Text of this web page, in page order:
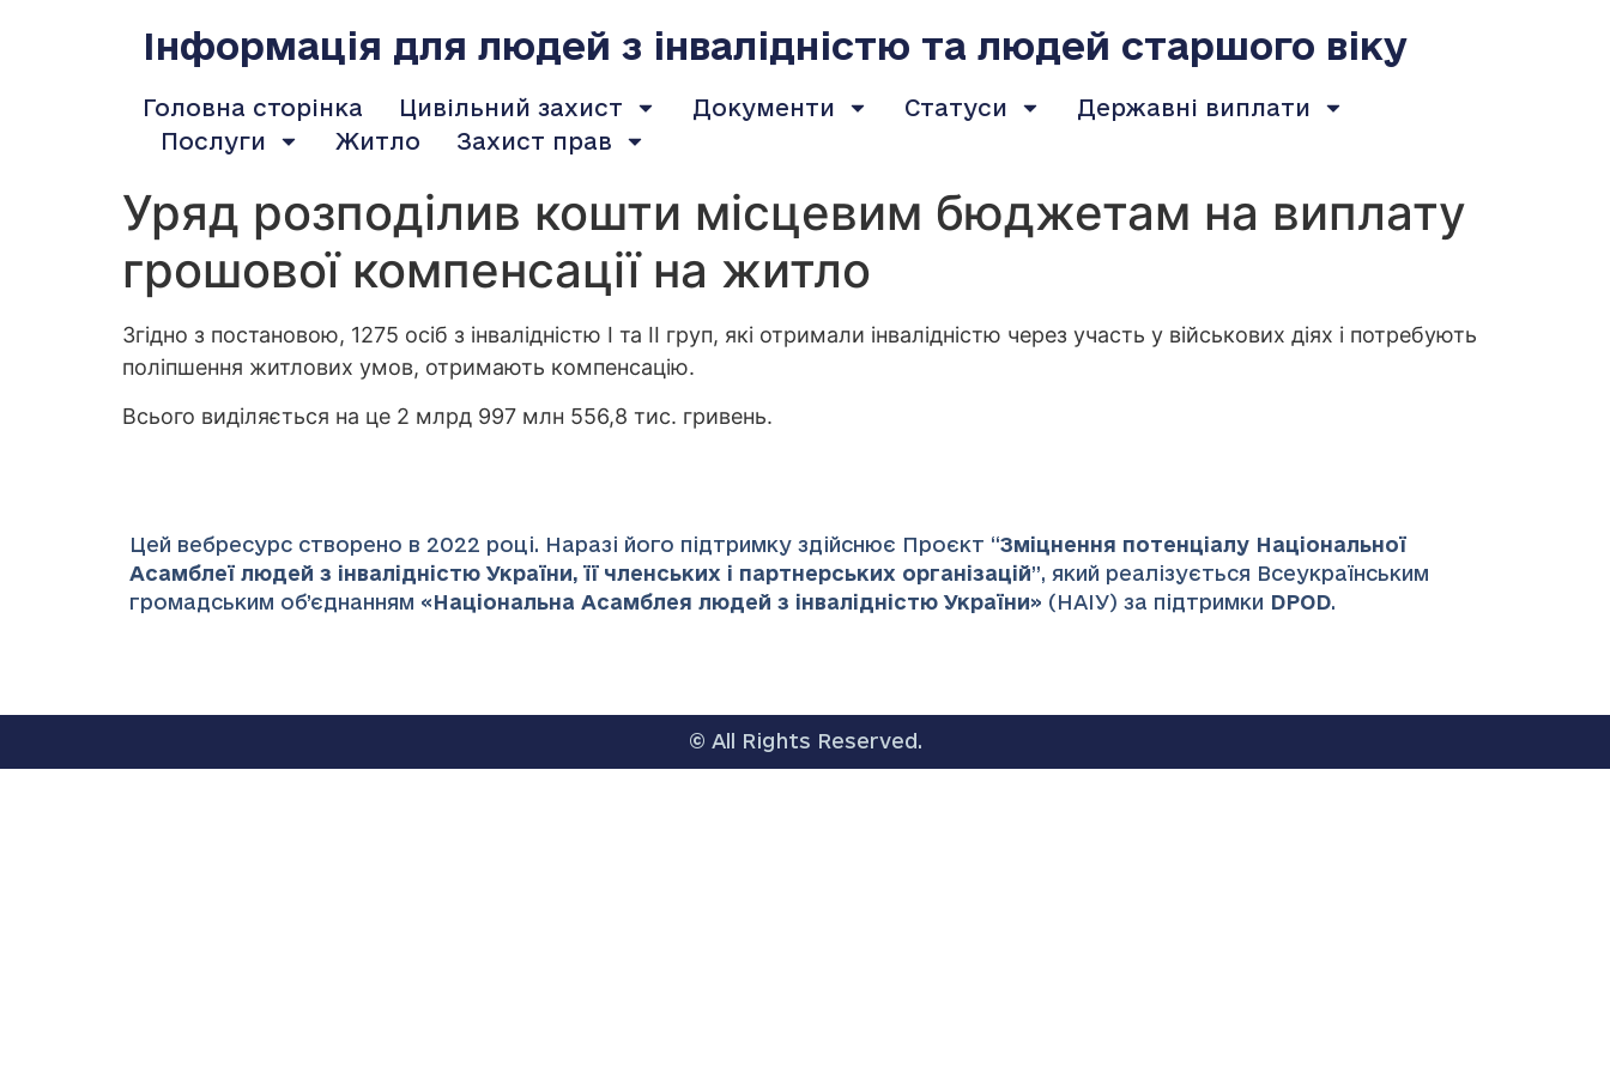
Інформація для людей з інвалідністю та людей старшого віку
Головна сторінка Цивільний захист Документи Статуси
Державні виплати
Послуги
Житло Захист прав
Уряд розподілив кошти місцевим бюджетам на виплату
грошової компенсації на житло
Згідно з постановою, 1275 осіб з інвалідністю І та ІІ груп, які отримали інвалідністю через участь у військових діях і потребують
поліпшення житлових умов, отримають компенсацію.
Всього виділяється на це 2 млрд 997 млн 556,8 тис. гривень.
Цей вебресурс створено в 2022 році. Наразі його підтримку здійснює Проєкт “Зміцнення потенціалу Національної
Асамблеї людей з інвалідністю України, її членських і партнерських організацій”, який реалізується Всеукраїнським
громадським об’єднанням «Національна Асамблея людей з інвалідністю України» (НАІУ) за підтримки DPOD.
© All Rights Reserved.